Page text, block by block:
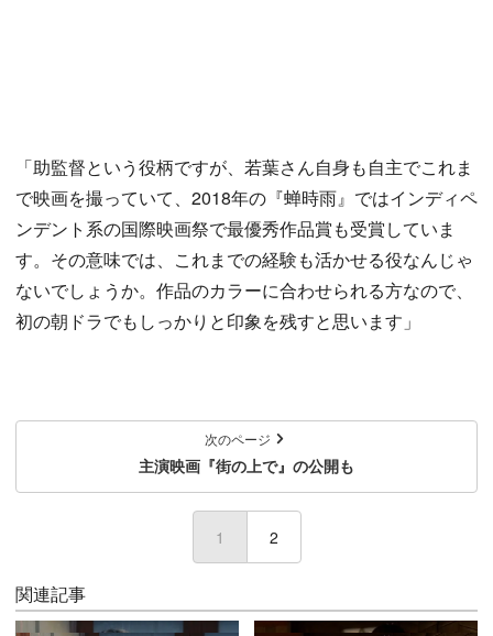
「助監督という役柄ですが、若葉さん自身も自主でこれま
で映画を撮っていて、2018年の『蝉時雨』ではインディペ
ンデント系の国際映画祭で最優秀作品賞も受賞していま
す。その意味では、これまでの経験も活かせる役なんじゃ
ないでしょうか。作品のカラーに合わせられる方なので、
初の朝ドラでもしっかりと印象を残すと思います」
次のページ
主演映画『街の上で』の公開も
1 (current)
2
関連記事